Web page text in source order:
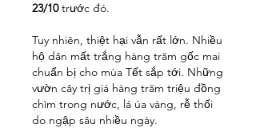
23/10 trước đó.
Tuy nhiên, thiệt hại vẫn rất lớn. Nhiều
hộ dân mất trắng hàng trăm gốc mai
chuẩn bị cho mùa Tết sắp tới. Những
vườn cây trị giá hàng trăm triệu đồng
chìm trong nước, lá úa vàng, rễ thối
do ngập sâu nhiều ngày.